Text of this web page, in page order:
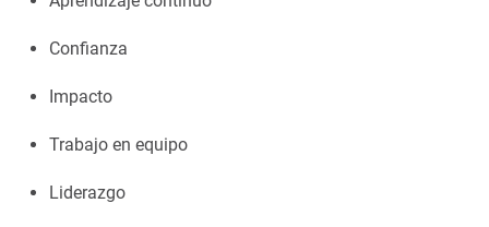
Confianza
Impacto
Trabajo en equipo
Liderazgo